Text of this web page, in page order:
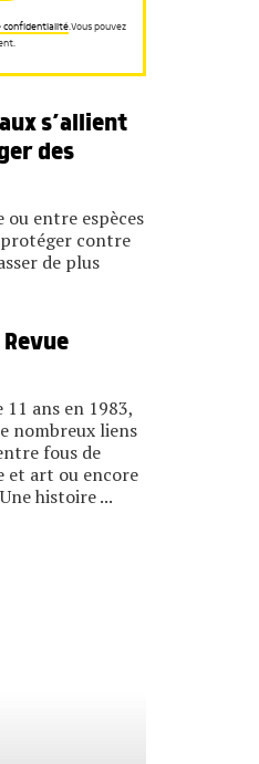
confidentialité.Vous pouvez
s’allient
des
entre espèces
protéger contre
de plus
ans en 1983,
nombreux liens
fous de
et art ou encore
histoire ...